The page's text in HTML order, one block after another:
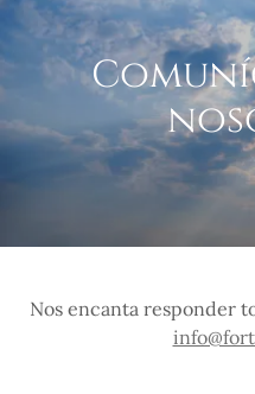
Nos encanta responder